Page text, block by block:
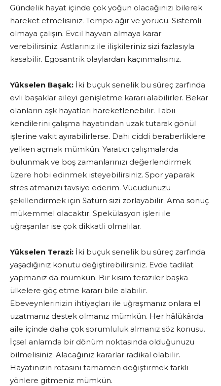
Gündelik hayat içinde çok yoğun olacağınızı bilerek
hareket etmelisiniz. Tempo ağır ve yorucu. Sistemli
olmaya çalışın. Evcil hayvan almaya karar
verebilirsiniz. Astlarınız ile ilişkileriniz sizi fazlasıyla
kasabilir. Egosantrik olaylardan kaçınmalısınız.
Yükselen Başak: İki buçuk senelik bu süreç zarfında
evli başaklar aileyi genişletme kararı alabilirler. Bekar
olanların aşk hayatları hareketlenebilir. Tabii
kendilerini çalışma hayatından uzak tutarak gönül
işlerine vakit ayırabilirlerse. Dahi ciddi beraberliklere
yelken açmak mümkün. Yaratıcı çalışmalarda
bulunmak ve boş zamanlarınızı değerlendirmek
üzere hobi edinmek isteyebilirsiniz. Spor yaparak
stres atmanızı tavsiye ederim. Vücudunuzu
şekillendirmek için Satürn sizi zorlayabilir. Ama sonuç
mükemmel olacaktır. Spekülasyon işleri ile
uğraşanlar ise çok dikkatli olmalılar.
Yükselen Terazi: İki buçuk senelik bu süreç zarfında
yaşadığınız konutu değiştirebilirsiniz. Evde tadilat
yapmanız da mümkün. Bir kısım teraziler başka
ülkelere göç etme kararı bile alabilir.
Ebeveynlerinizin ihtiyaçları ile uğraşmanız onlara el
uzatmanız destek olmanız mümkün. Her hâlükârda
aile içinde daha çok sorumluluk almanız söz konusu.
İçsel anlamda bir dönüm noktasında olduğunuzu
bilmelisiniz. Alacağınız kararlar radikal olabilir.
Hayatınızın rotasını tamamen değiştirmek farklı
yönlere gitmeniz mümkün.